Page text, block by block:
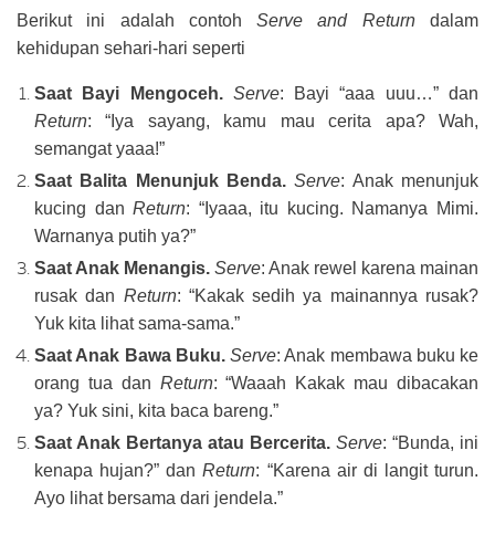
Berikut ini adalah contohServe and Returndalam
kehidupan sehari-hari seperti
Saat Bayi Mengoceh. Serve: Bayi “aaa uuu…” dan
Return: “Iya sayang, kamu mau cerita apa? Wah,
semangat yaaa!”
Saat Balita Menunjuk Benda.Serve: Anak menunjuk
kucing danReturn: “Iyaaa, itu kucing. Namanya Mimi.
Warnanya putih ya?”
Saat Anak Menangis. Serve: Anak rewel karena mainan
rusak dan Return: “Kakak sedih ya mainannya rusak?
Yuk kita lihat sama-sama.”
Saat Anak Bawa Buku. Serve: Anak membawa buku ke
orang tua dan Return: “Waaah Kakak mau dibacakan
ya? Yuk sini, kita baca bareng.”
Saat Anak Bertanya atau Bercerita. Serve: “Bunda, ini
kenapa hujan?” danReturn: “Karena air di langit turun.
Ayo lihat bersama dari jendela.”